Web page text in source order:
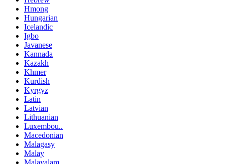
Hmong
Hungarian
Icelandic
Igbo
Javanese
Kannada
Kazakh
Khmer
Kurdish
Kyrgyz
Latin
Latvian
Lithuanian
Luxembou..
Macedonian
Malagasy
Malay
Malayalam